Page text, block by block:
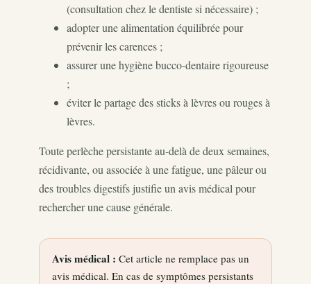
(consultation chez le dentiste si nécessaire) ;
adopter une alimentation équilibrée pour
prévenir les carences ;
assurer une hygiène bucco-dentaire rigoureuse
;
éviter le partage des sticks à lèvres ou rouges à
lèvres.
Toute perlèche persistante au-delà de deux semaines,
récidivante, ou associée à une fatigue, une pâleur ou
des troubles digestifs justifie un avis médical pour
rechercher une cause générale.
Avis médical : Cet article ne remplace pas un
avis médical. En cas de symptômes persistants